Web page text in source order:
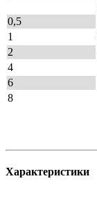
0,5
1
2
4
6
8
Характеристики